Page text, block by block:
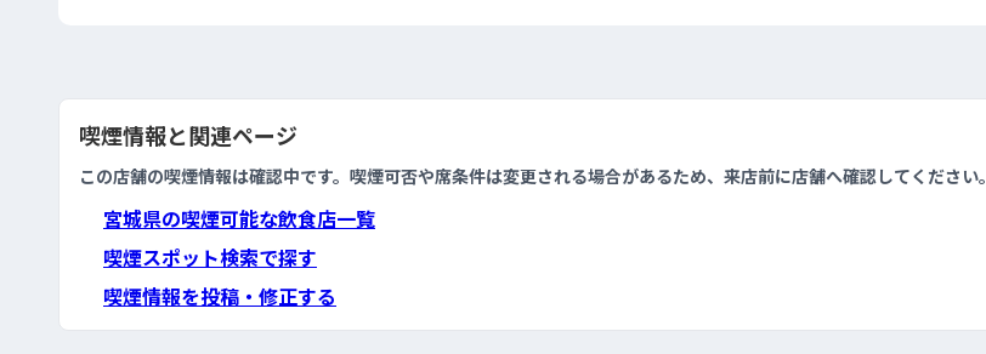
喫煙情報と関連ページ
この店舗の喫煙情報は確認中です。喫煙可否や席条件は変更される場合があるため、来店前に店舗へ確認してください。
宮城県の喫煙可能な飲食店一覧
喫煙スポット検索で探す
喫煙情報を投稿・修正する